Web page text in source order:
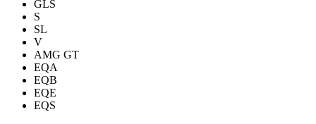
GLS
S
SL
V
AMG GT
EQA
EQB
EQE
EQS